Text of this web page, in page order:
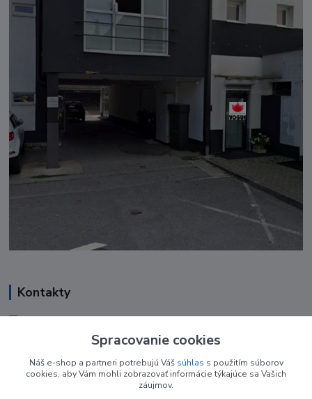
Kontakty
+421 948 050 205
nechtovyobchodik@gmail.com
Spracovanie cookies
Náš e-shop a partneri potrebujú Váš súhlas s použitím súborov
cookies, aby Vám mohli zobrazovať informácie týkajúce sa Vašich
záujmov.